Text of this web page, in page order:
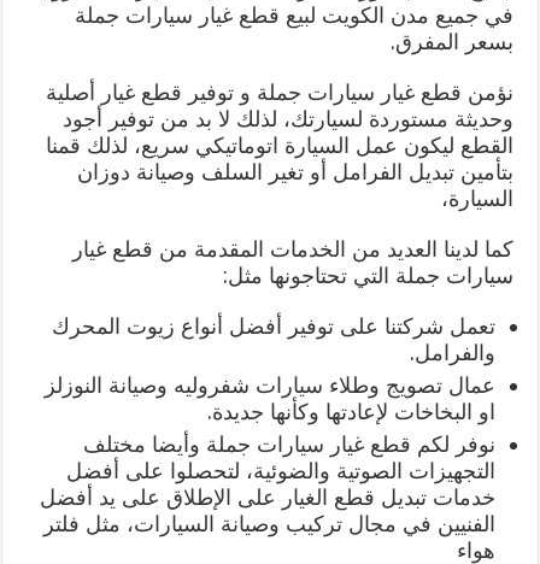
في جميع مدن الكويت لبيع قطع غيار سيارات جملة
بسعر المفرق.
نؤمن قطع غيار سيارات جملة و توفير قطع غيار أصلية
وحديثة مستوردة لسيارتك، لذلك لا بد من توفير أجود
القطع ليكون عمل السيارة اتوماتيكي سريع، لذلك قمنا
بتأمين تبديل الفرامل أو تغير السلف وصيانة دوزان
السيارة،
كما لدينا العديد من الخدمات المقدمة من قطع غيار
سيارات جملة التي تحتاجونها مثل:
تعمل شركتنا على توفير أفضل أنواع زيوت المحرك
والفرامل.
عمال تصويج وطلاء سيارات شفروليه وصيانة النوزلز
او البخاخات لإعادتها وكأنها جديدة.
نوفر لكم قطع غيار سيارات جملة وأيضا مختلف
التجهيزات الصوتية والضوئية، لتحصلوا على أفضل
خدمات تبديل قطع الغيار على الإطلاق على يد أفضل
الفنيين في مجال تركيب وصيانة السيارات، مثل فلتر
هواء